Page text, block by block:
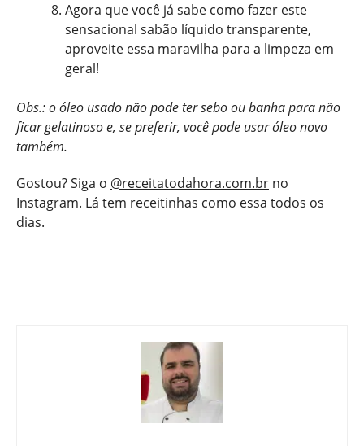
Agora que você já sabe como fazer este
sensacional sabão líquido transparente,
aproveite essa maravilha para a limpeza em
geral!
Obs.: o óleo usado não pode ter sebo ou banha para não
ficar gelatinoso e, se preferir, você pode usar óleo novo
também.
Gostou? Siga o @receitatodahora.com.br no
Instagram. Lá tem receitinhas como essa todos os
dias.